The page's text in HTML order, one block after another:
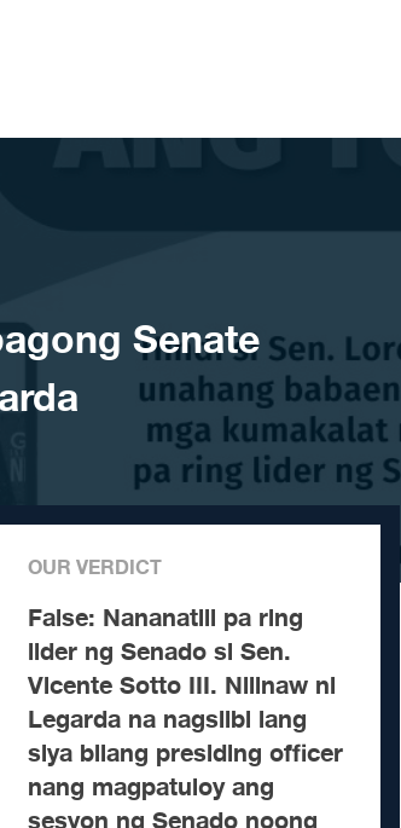
Senate
OUR VERDICT
False: Nananatili pa ring
lider ng Senado si Sen.
Vicente Sotto III. Nilinaw ni
Legarda na nagsilbi lang
siya bilang presiding officer
nang magpatuloy ang